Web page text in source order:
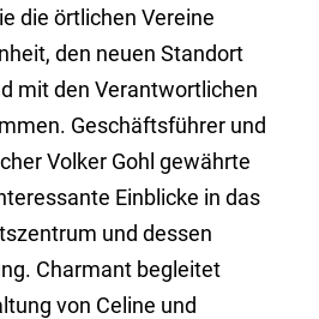
die örtlichen Vereine
den neuen Standort
mit den Verantwortlichen
Geschäftsführer und
Volker Gohl gewährte
Einblicke in das
und dessen
Charmant begleitet
von Celine und